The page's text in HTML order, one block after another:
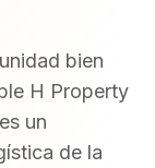
bien
H Property
un
de la